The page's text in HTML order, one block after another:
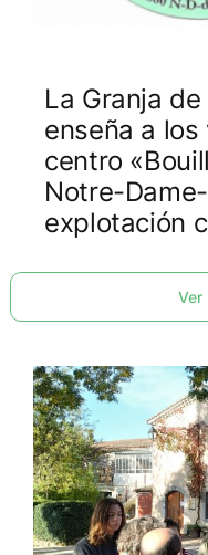
La Granja
enseña a
centro
Notre-
explotación
Ver